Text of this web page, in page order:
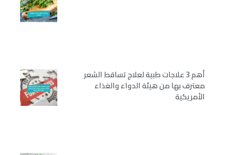
أهم 3 علاجات طبية لعلاج تساقط الشعر
معترف بها من هيئة الدواء والغذاء
الأمريكية